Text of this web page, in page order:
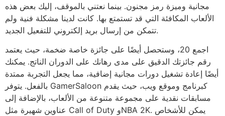
مجانية وميزة رمز مجنون. بينما نعتني بالموقف، إليك بعض هذه
الألعاب المكافئة التي قد تستمتع بها. كانت لدينا مشكلة فنية ولم
تتمكن من إرسال بريد إلكتروني للتفعيل الجديد.
اجمع 20، وستحصل أيضًا على جائزة خاصة ضخمة، حيث يعتمد
رقم جائزتك الدقيق على مدى رهانك على الدوران الناتج. يمكنك
أيضًا إعادة تشغيل دورات مجانية إضافية، مما يجعل التجربة ممتدة
بالفعل. يتوفر GamerSaloon كبرنامج وموقع ويب، حيث يقدم
مسابقات نقدية على مجموعة متنوعة من الألعاب، بالإضافة إلى
عناوين شهيرة مثل Call of Duty وNBA 2K. يمكن للأشخاص